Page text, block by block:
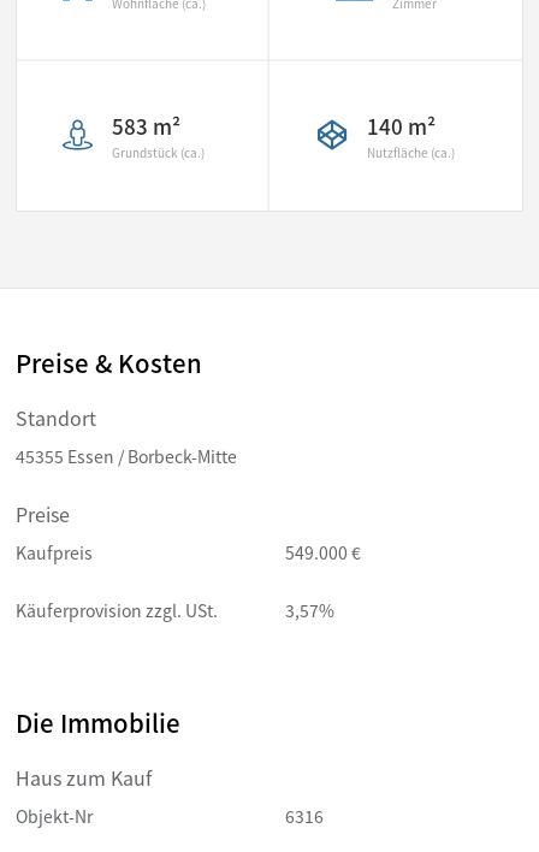
583 m²
Grundstück (ca.)
140 m²
Nutzfläche (ca.)
Preise & Kosten
Standort
45355 Essen / Borbeck-Mitte
Preise
Kaufpreis 549.000 €
Käuferprovision zzgl. USt. 3,57%
Die Immobilie
Haus zum Kauf
Objekt-Nr 6316